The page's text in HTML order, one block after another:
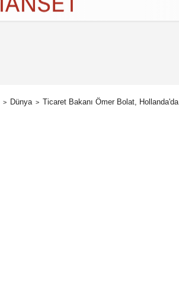
Çerez Politikası
Dünya Ticaret Bakanı Ömer Bolat, Hollanda'da